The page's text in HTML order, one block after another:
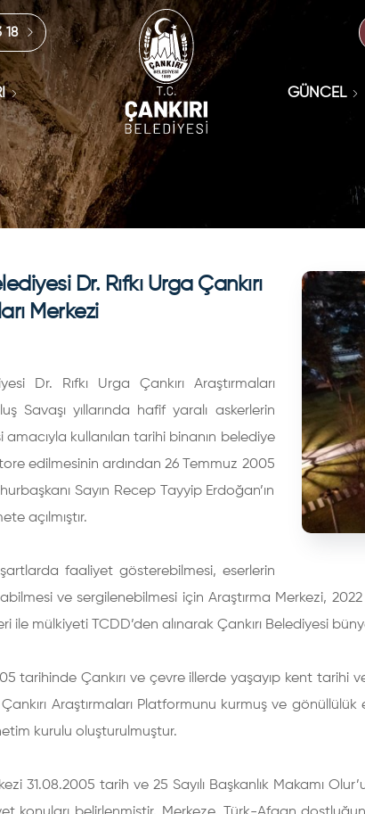
18
GÜNCEL
Dr. Rıfkı Urga Çankırı
Merkezi
Dr. Rıfkı Urga Çankırı Araştırmaları
Savaşı yıllarında hafif yaralı askerlerin
kullanılan tarihi binanın belediye
edilmesinin ardından 26 Temmuz 2005
Sayın Recep Tayyip Erdoğan’ın
açılmıştır.
faaliyet gösterebilmesi, eserlerin
ve sergilenebilmesi için Araştırma Merkezi, 2022
ile mülkiyeti TCDD’den alınarak Çankırı Belediyesi
tarihinde Çankırı ve çevre illerde yaşayıp kent tarihi
Araştırmaları Platformunu kurmuş ve gönüllülük
kurulu oluşturulmuştur.
31.08.2005 tarih ve 25 Sayılı Başkanlık Makamı